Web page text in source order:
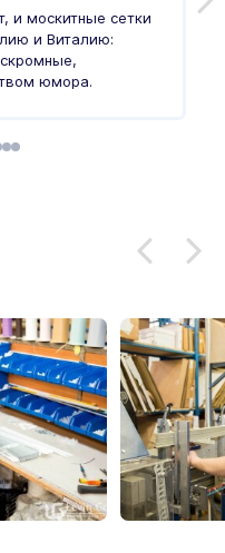
и москитные сетки
и Виталию:
юмора.